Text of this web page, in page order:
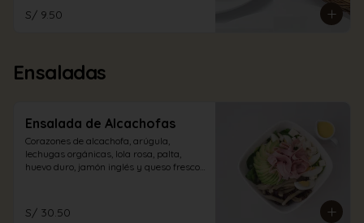
S/ 9.50
Ensaladas
Ensalada de Alcachofas
Corazones de alcachofa, arúgula,
lechugas orgánicas, lola rosa, palta,
huevo duro, jamón inglés y queso fresco
S/ 30.50